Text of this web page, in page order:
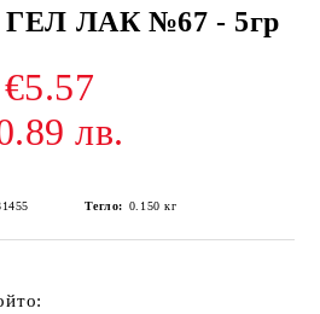
ГЕЛ ЛАК №67 - 5гр
€5.57
лв.
Тегло: 0.150 кг